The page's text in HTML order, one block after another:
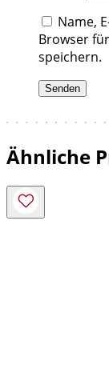
Name,
Browser
speichern.
Ähnliche